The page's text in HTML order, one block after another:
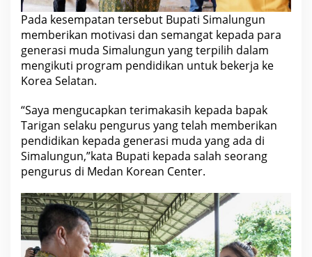
n
d
i
M
e
d
a
l
a
l
u
i
P
r
g
r
a
m
S
i
Pada kesempatan tersebut Bupati Simalungun
memberikan motivasi dan semangat kepada para
generasi muda Simalungun yang terpilih dalam
mengikuti program pendidikan untuk bekerja ke
Korea Selatan.
“Saya mengucapkan terimakasih kepada bapak
Tarigan selaku pengurus yang telah memberikan
pendidikan kepada generasi muda yang ada di
Simalungun,”kata Bupati kepada salah seorang
pengurus di Medan Korean Center.